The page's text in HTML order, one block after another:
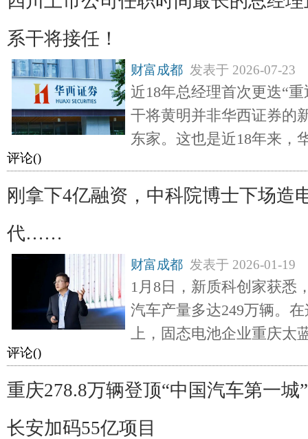
系干将接任！
财富成都 发表于 2026-07-23
近18年总经理首次更迭“
干将黄明并非华西证券的
东家。这也是近18年来，
评论()
刚拿下4亿融资，中科院博士下场造
代……
财富成都 发表于 2026-01-19
1月8日，新质科创家获悉
汽车产量多达249万辆。
上，固态电池企业重庆太
评论()
重庆278.8万辆登顶“中国汽车第一城
长安加码55亿项目